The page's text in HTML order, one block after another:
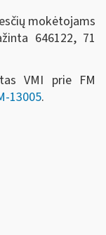
mokėtojams
646122, 71
VMI prie FM
13005.